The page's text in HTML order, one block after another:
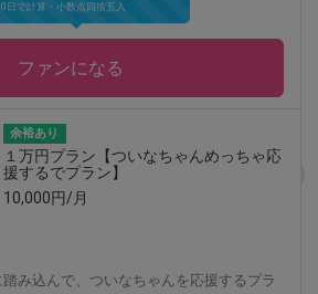
日で計算・小数点四捨五入
ファンになる
余裕あり
１万円プラン【ついなちゃんめっちゃ応
援するでプラン】
10,000円/月
み込んで、ついなちゃんを応援するプラ